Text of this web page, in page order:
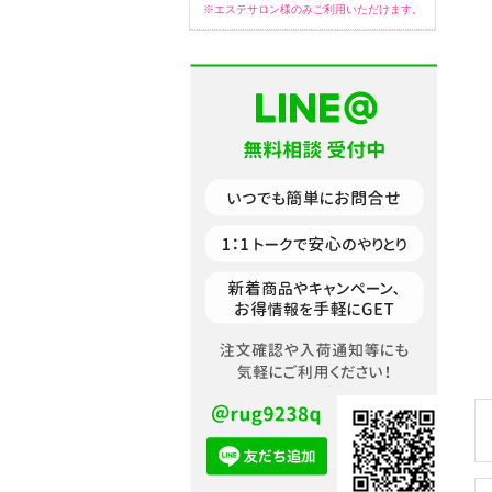
※エステサロン様のみご利用いただけます。